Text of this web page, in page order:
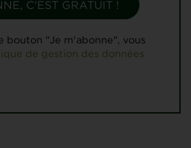
bouton "Je m'abonne", vous
de gestion des données